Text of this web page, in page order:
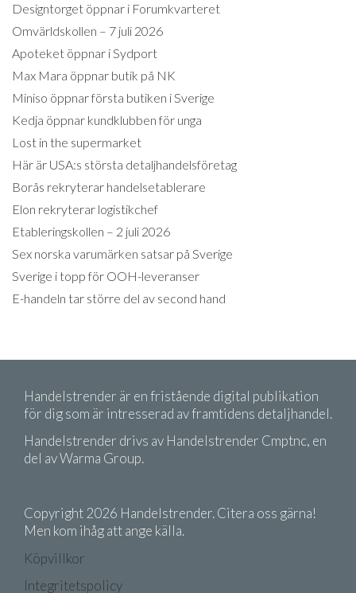
Designtorget öppnar i Forumkvarteret
Omvärldskollen – 7 juli 2026
Apoteket öppnar i Sydport
Max Mara öppnar butik på NK
Miniso öppnar första butiken i Sverige
Kedja öppnar kundklubben för unga
Lost in the supermarket
Här är USA:s största detaljhandelsföretag
Borås rekryterar handelsetablerare
Elon rekryterar logistikchef
Etableringskollen – 2 juli 2026
Sex norska varumärken satsar på Sverige
Sverige i topp för OOH-leveranser
E-handeln tar större del av second hand
Handelstrender är en fristående digital publikation
för dig som är intresserad av framtidens detaljhandel.
Handelstrender drivs av Handelstrender Cmptnc, en
del av Warma Group.
Copyright 2026 Handelstrender. Citera oss gärna!
Men kom ihåg att ange källa.
Köpvillkor
Integritetspolicy